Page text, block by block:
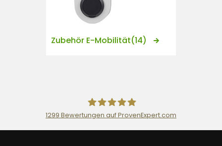
Zubehör E-Mobilität(14)
AceFlex GmbH
1299 Bewertungen auf ProvenExpert.com